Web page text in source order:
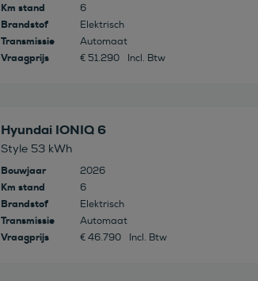
Km stand 6
Brandstof Elektrisch
Transmissie Automaat
Vraagprijs € 51.290 Incl. Btw
Hyundai IONIQ 6
Style 53 kWh
Bouwjaar 2026
Km stand 6
Brandstof Elektrisch
Transmissie Automaat
Vraagprijs € 46.790 Incl. Btw